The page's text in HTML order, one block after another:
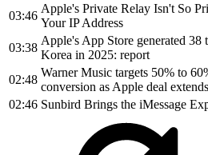
03:46
Apple's Private Relay Isn't So
Your IP Address
03:38
Apple's App Store generated 38
Korea in 2025: report
02:48
Warner Music targets 50% to
conversion as Apple deal
02:46 Sunbird Brings the iMessage